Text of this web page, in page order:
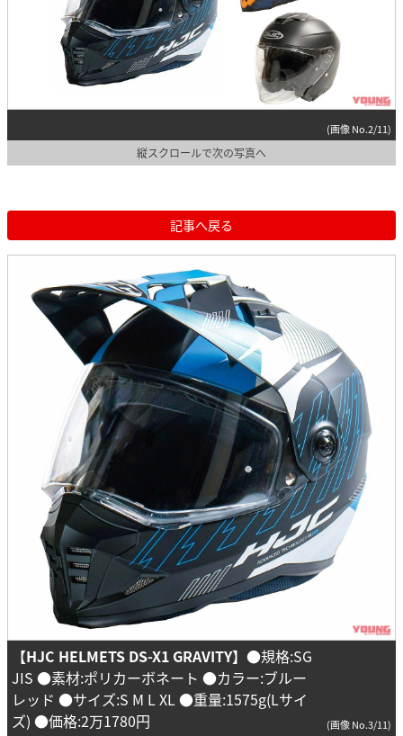
(画像 No.2/11)
縦スクロールで次の写真へ
記事へ戻る
【HJC HELMETS DS-X1 GRAVITY】 ●規格:SG
JIS ●素材:ポリカーボネート ●カラー:ブルー
レッド ●サイズ:S M L XL ●重量:1575g(Lサイ
ズ) ●価格:2万1780円
(画像 No.3/11)